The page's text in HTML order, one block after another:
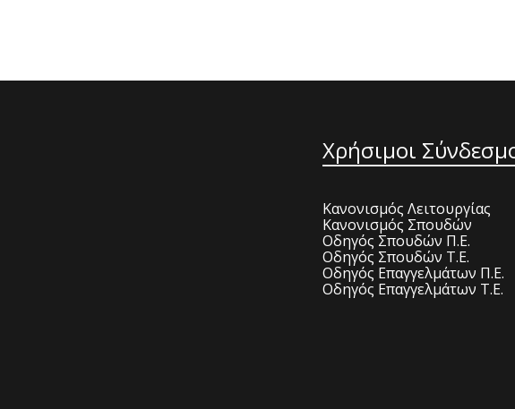
Χρήσιμοι
Κανονισμός Λειτουργίας
Κανονισμός Σπουδών
Οδηγός Σπουδών Π.Ε.
Οδηγός Σπουδών Τ.Ε.
Οδηγός Επαγγελμάτων Π.Ε.
Οδηγός Επαγγελμάτων Τ.Ε.